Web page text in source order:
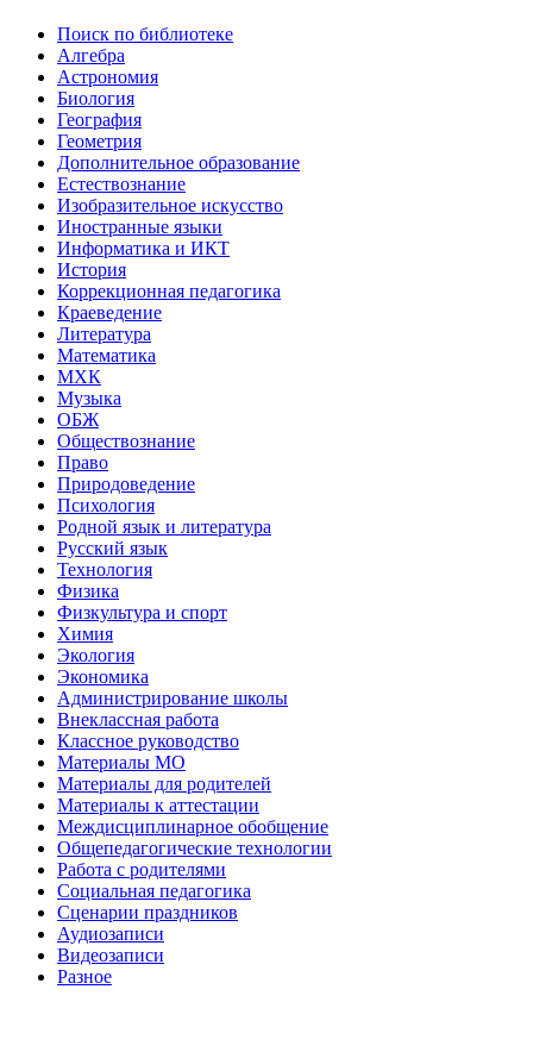
Поиск по библиотеке
Алгебра
Астрономия
Биология
География
Геометрия
Дополнительное образование
Естествознание
Изобразительное искусство
Иностранные языки
Информатика и ИКТ
История
Коррекционная педагогика
Краеведение
Литература
Математика
МХК
Музыка
ОБЖ
Обществознание
Право
Природоведение
Психология
Родной язык и литература
Русский язык
Технология
Физика
Физкультура и спорт
Химия
Экология
Экономика
Администрирование школы
Внеклассная работа
Классное руководство
Материалы МО
Материалы для родителей
Материалы к аттестации
Междисциплинарное обобщение
Общепедагогические технологии
Работа с родителями
Социальная педагогика
Сценарии праздников
Аудиозаписи
Видеозаписи
Разное